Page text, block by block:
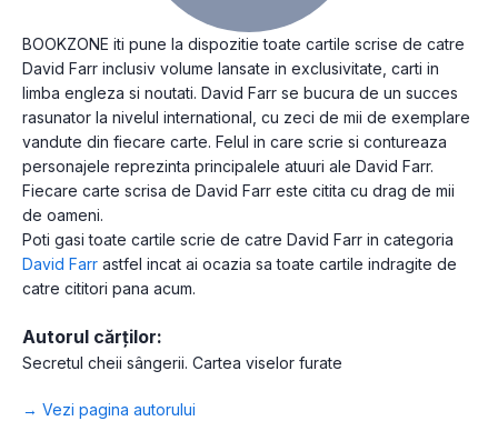
BOOKZONE iti pune la dispozitie toate cartile scrise de catre
David Farr inclusiv volume lansate in exclusivitate, carti in
limba engleza si noutati. David Farr se bucura de un succes
rasunator la nivelul international, cu zeci de mii de exemplare
vandute din fiecare carte. Felul in care scrie si contureaza
personajele reprezinta principalele atuuri ale David Farr.
Fiecare carte scrisa de David Farr este citita cu drag de mii
de oameni.
Poti gasi toate cartile scrie de catre David Farr in categoria
David Farr astfel incat ai ocazia sa toate cartile indragite de
catre cititori pana acum.
Autorul cărților:
Secretul cheii sângerii. Cartea viselor furate
→ Vezi pagina autorului